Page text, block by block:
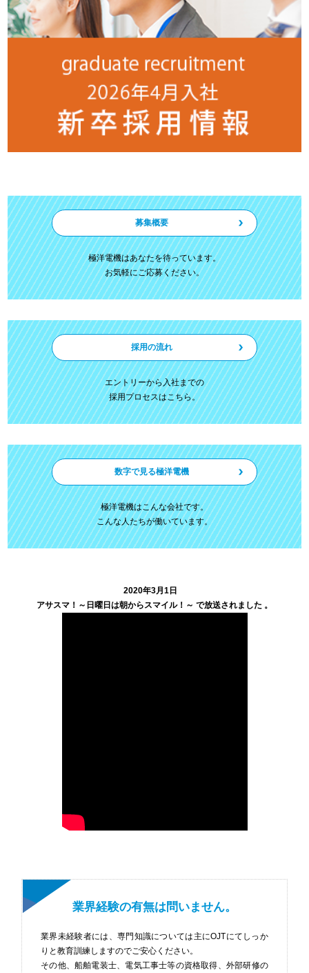
募集概要
極洋電機はあなたを待っています。
お気軽にご応募ください。
採用の流れ
エントリーから入社までの
採用プロセスはこちら。
数字で見る極洋電機
極洋電機はこんな会社です。
こんな人たちが働いています。
2020年3月1日
アサスマ！～日曜日は朝からスマイル！～ で放送されました 。
業界経験の有無は問いません。
業界未経験者には、専門知識については主にOJTにてしっか
りと教育訓練しますのでご安心ください。
その他、船舶電装士、電気工事士等の資格取得、外部研修の